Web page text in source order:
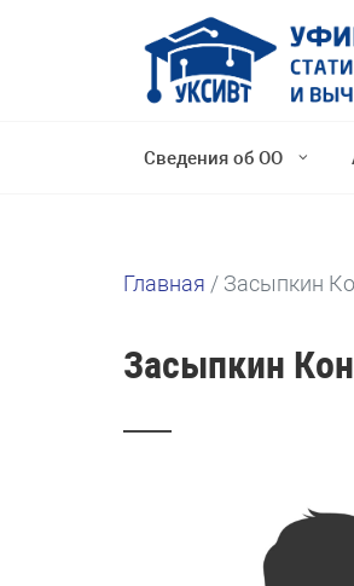
Сведения об ОО
Главная / Засыпкин
Засыпкин